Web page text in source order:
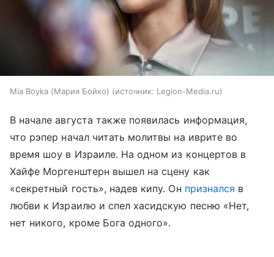
Mia Boyka (Мария Бойко) источник: Legion-Media.ru
В начале августа также появилась информация,
что рэпер начал читать молитвы на иврите во
время шоу в Израиле. На одном из концертов в
Хайфе Моргенштерн вышел на сцену как
«секретный гость», надев кипу. Он признался в
любви к Израилю и спел хасидскую песню «Нет,
нет никого, кроме Бога одного».